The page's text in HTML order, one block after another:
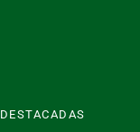
DESTACADAS